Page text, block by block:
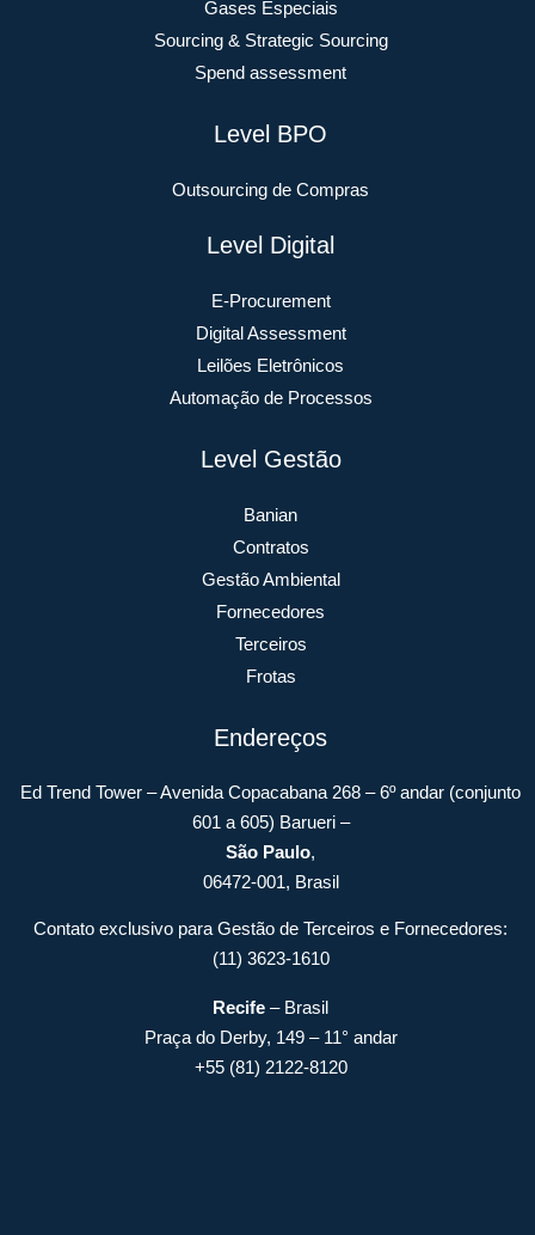
Gases Especiais
Sourcing & Strategic Sourcing
Spend assessment
Level BPO
Outsourcing de Compras
Level Digital
E-Procurement
Digital Assessment
Leilões Eletrônicos
Automação de Processos
Level Gestão
Banian
Contratos
Gestão Ambiental
Fornecedores
Terceiros
Frotas
Endereços
Ed Trend Tower – Avenida Copacabana 268 – 6º andar (conjunto
601 a 605) Barueri –
São Paulo,
06472-001, Brasil
Contato exclusivo para Gestão de Terceiros e Fornecedores:
(11) 3623-1610
Recife – Brasil
Praça do Derby, 149 – 11° andar
+55 (81) 2122-8120